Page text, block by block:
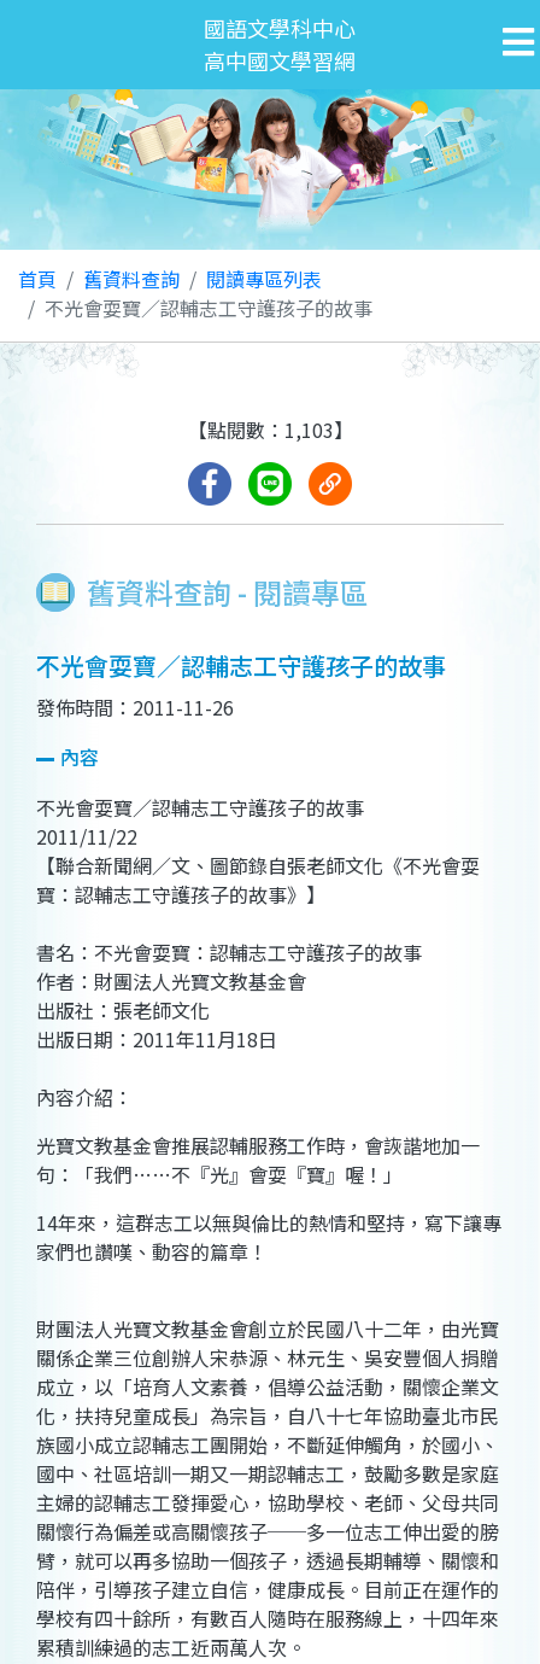
國語文學科中心
高中國文學習網
首頁 舊資料查詢
閱讀專區列表
不光會耍寶／認輔志工守護孩子的故事
舊資料查詢 - 閱讀專區
【點閱數：1,103】
不光會耍寶／認輔志工守護孩子的故事
發佈時間：2011-11-26
內容
不光會耍寶／認輔志工守護孩子的故事
2011/11/22
【聯合新聞網／文、圖節錄自張老師文化《不光會耍
寶：認輔志工守護孩子的故事》】
書名：不光會耍寶：認輔志工守護孩子的故事
作者：財團法人光寶文教基金會
出版社：張老師文化
出版日期：2011年11月18日
內容介紹：
光寶文教基金會推展認輔服務工作時，會詼諧地加一
句：「我們……不『光』會耍『寶』喔！」
14年來，這群志工以無與倫比的熱情和堅持，寫下讓專
家們也讚嘆、動容的篇章！
財團法人光寶文教基金會創立於民國八十二年，由光寶
關係企業三位創辦人宋恭源、林元生、吳安豐個人捐贈
成立，以「培育人文素養，倡導公益活動，關懷企業文
化，扶持兒童成長」為宗旨，自八十七年協助臺北市民
族國小成立認輔志工團開始，不斷延伸觸角，於國小、
國中、社區培訓一期又一期認輔志工，鼓勵多數是家庭
主婦的認輔志工發揮愛心，協助學校、老師、父母共同
關懷行為偏差或高關懷孩子──多一位志工伸出愛的膀
臂，就可以再多協助一個孩子，透過長期輔導、關懷和
陪伴，引導孩子建立自信，健康成長。目前正在運作的
學校有四十餘所，有數百人隨時在服務線上，十四年來
累積訓練過的志工近兩萬人次。